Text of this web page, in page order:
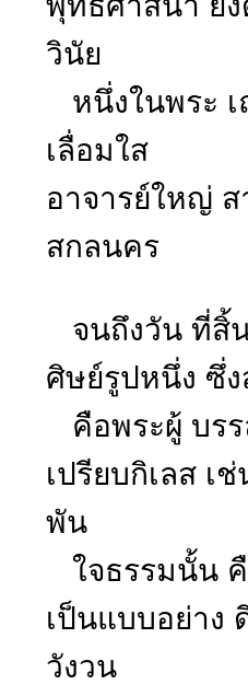
วินัย
หนึ่งในพระ
เลื่อมใส
อาจารย์ใหญ่
สกลนคร
จนถึงวัน ที่
ศิษย์รูปหนึ่ง ซึ่
คือพระผู้ บร
เปรียบกิเลส
พัน
ใจธรรมนั้น
เป็นแบบอย่า
วังวน